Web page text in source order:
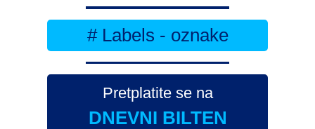
# Labels - oznake
Pretplatite se na
DNEVNI BILTEN